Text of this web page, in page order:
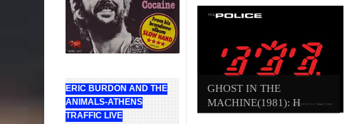
ERIC BURDON AND THE
ANIMALS-ATHENS
TRAFFIC LIVE
GHOST IN THE
MACHINE(1981): Η
ΣΚΟΤ...